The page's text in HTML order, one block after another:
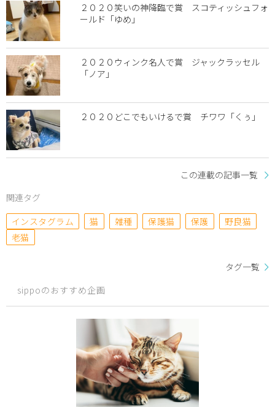
２０２０笑いの神降臨で賞 スコティッシュフォ
ールド「ゆめ」
２０２０ウィンク名人で賞 ジャックラッセル
「ノア」
２０２０どこでもいけるで賞 チワワ「くぅ」
この連載の記事一覧
関連タグ
インスタグラム
猫 雑種 保護猫 保護
野良猫
老猫
タグ一覧
sippoのおすすめ企画